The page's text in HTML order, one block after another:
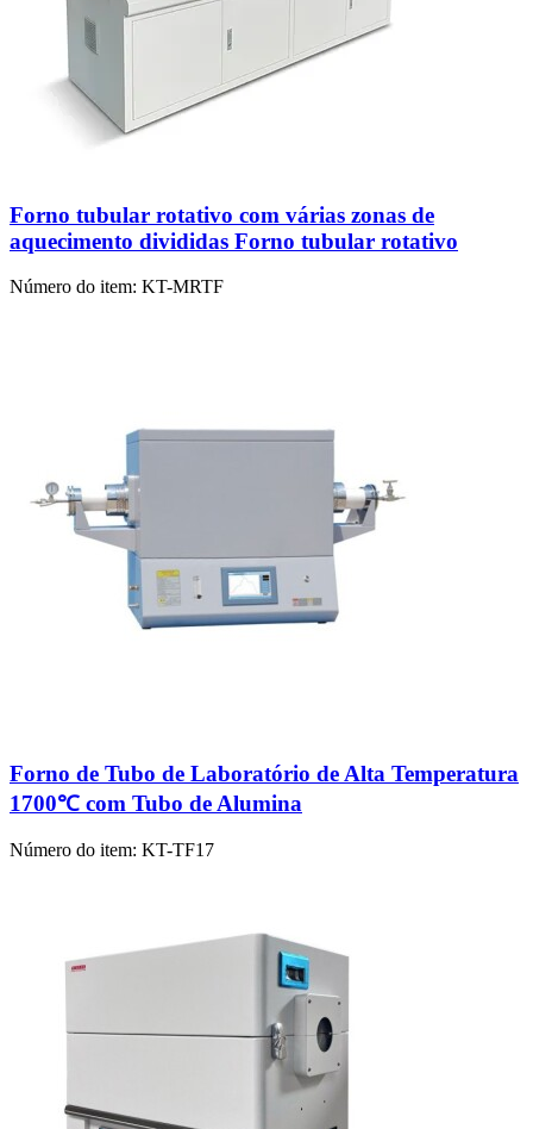
Forno tubular rotativo com várias zonas de
aquecimento divididas Forno tubular rotativo
Número do item: KT-MRTF
Forno de Tubo de Laboratório de Alta Temperatura
1700℃ com Tubo de Alumina
Número do item: KT-TF17